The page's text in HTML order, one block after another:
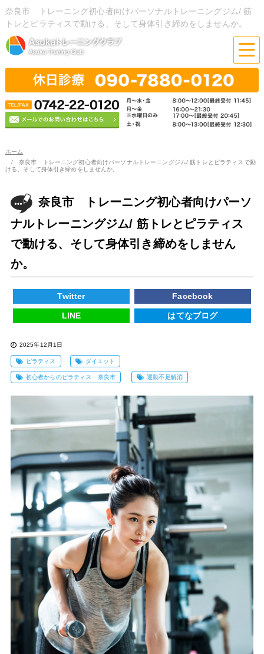
奈良市 トレーニング初心者向けパーソナルトレーニングジム/ 筋
トレとピラティスで動ける、そして身体引き締めをしませんか。
ホーム
奈良市 トレーニング初心者向けパーソナルトレーニングジム/ 筋トレとピラティスで動
ける、そして身体引き締めをしませんか。
奈良市 トレーニング初心者向けパーソ
ナルトレーニングジム/ 筋トレとピラティス
で動ける、そして身体引き締めをしません
か。
Twitter Facebook
LINE はてなブログ
2025年12月1日
ピラティス ダイエット
初心者からのピラティス 奈良市 運動不足解消